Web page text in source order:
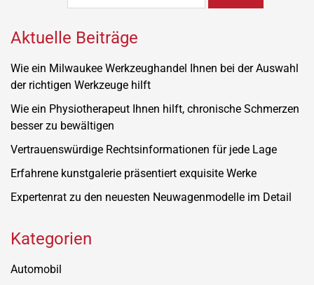
Aktuelle Beiträge
Wie ein Milwaukee Werkzeughandel Ihnen bei der Auswahl
der richtigen Werkzeuge hilft
Wie ein Physiotherapeut Ihnen hilft, chronische Schmerzen
besser zu bewältigen
Vertrauenswürdige Rechtsinformationen für jede Lage
Erfahrene kunstgalerie präsentiert exquisite Werke
Expertenrat zu den neuesten Neuwagenmodelle im Detail
Kategorien
Automobil